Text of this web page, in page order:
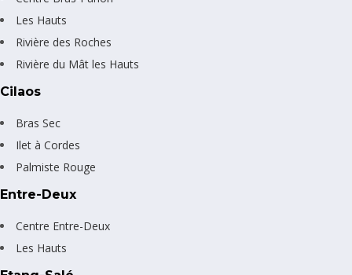
Les Hauts
Rivière des Roches
Rivière du Mât les Hauts
Cilaos
Bras Sec
Ilet à Cordes
Palmiste Rouge
Entre-Deux
Centre Entre-Deux
Les Hauts